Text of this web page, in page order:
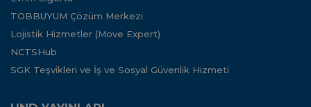
TOBBUYUM Çözüm Merkezi
Lojistik Hizmetler (Move Expert)
NCTSHub
SGK Teşvikleri ve İş ve Sosyal Güvenlik Hizmeti